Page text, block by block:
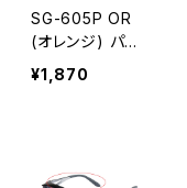
SG-605P OR
(オレンジ) パー
ツ 左テンプル
¥1,870